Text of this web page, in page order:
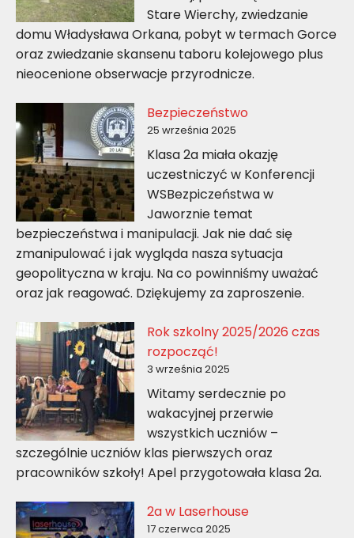
Stare Wierchy, zwiedzanie
domu Władysława Orkana, pobyt w termach Gorce
oraz zwiedzanie skansenu taboru kolejowego plus
nieocenione obserwacje przyrodnicze.
Bezpieczeństwo
25 września 2025
Klasa 2a miała okazję
uczestniczyć w Konferencji
WSBezpiczeństwa w
Jaworznie temat
bezpieczeństwa i manipulacji. Jak nie dać się
zmanipulować i jak wygląda nasza sytuacja
geopolityczna w kraju. Na co powinniśmy uważać
oraz jak reagować. Dziękujemy za zaproszenie.
Rok szkolny 2025/2026 czas
rozpocząć!
3 września 2025
Witamy serdecznie po
wakacyjnej przerwie
wszystkich uczniów –
szczególnie uczniów klas pierwszych oraz
pracowników szkoły! Apel przygotowała klasa 2a.
2a w Laserhouse
17 czerwca 2025